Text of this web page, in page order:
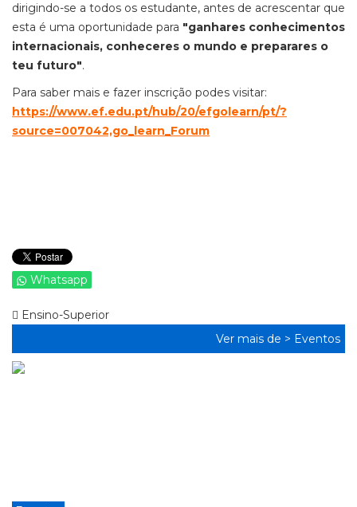
dirigindo-se a todos os estudante, antes de acrescentar que
esta é uma oportunidade para "ganhares conhecimentos
internacionais, conheceres o mundo e preparares o
teu futuro".
Para saber mais e fazer inscrição podes visitar:
https://www.ef.edu.pt/hub/20/efgolearn/pt/?
source=007042,go_learn_Forum
Whatsapp
Ensino-Superior
Ver mais de > Eventos